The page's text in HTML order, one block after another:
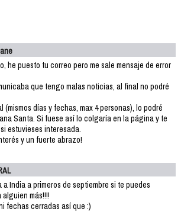
he puesto tu correo pero me sale mensaje de error
que tengo malas noticias, al final no podré
(mismos días y fechas, max 4 personas), lo podré
Santa. Si fuese así lo colgaría en la página y te
estuvieses interesada.
y un fuerte abrazo!
India a primeros de septiembre si te puedes
más!!!!
fechas cerradas así que :)